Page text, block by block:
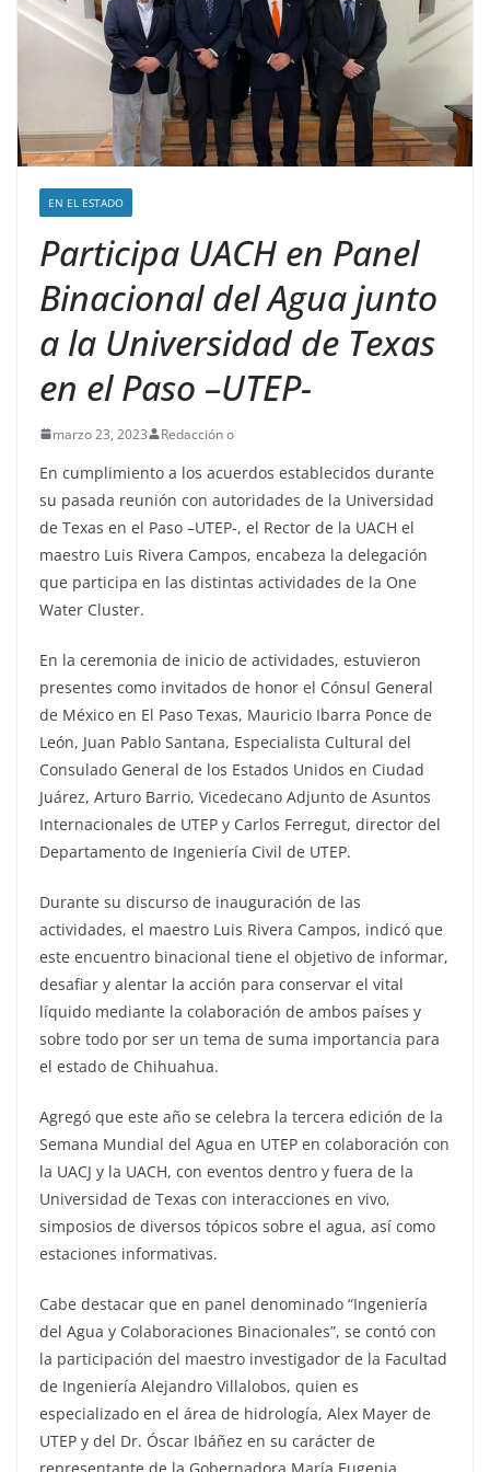
EN EL ESTADO
Participa UACH en Panel
Binacional del Agua junto
a la Universidad de Texas
en el Paso –UTEP-
marzo 23, 2023 Redacción o
En cumplimiento a los acuerdos establecidos durante
su pasada reunión con autoridades de la Universidad
de Texas en el Paso –UTEP-, el Rector de la UACH el
maestro Luis Rivera Campos, encabeza la delegación
que participa en las distintas actividades de la One
Water Cluster.
En la ceremonia de inicio de actividades, estuvieron
presentes como invitados de honor el Cónsul General
de México en El Paso Texas, Mauricio Ibarra Ponce de
León, Juan Pablo Santana, Especialista Cultural del
Consulado General de los Estados Unidos en Ciudad
Juárez, Arturo Barrio, Vicedecano Adjunto de Asuntos
Internacionales de UTEP y Carlos Ferregut, director del
Departamento de Ingeniería Civil de UTEP.
Durante su discurso de inauguración de las
actividades, el maestro Luis Rivera Campos, indicó que
este encuentro binacional tiene el objetivo de informar,
desafiar y alentar la acción para conservar el vital
líquido mediante la colaboración de ambos países y
sobre todo por ser un tema de suma importancia para
el estado de Chihuahua.
Agregó que este año se celebra la tercera edición de la
Semana Mundial del Agua en UTEP en colaboración con
la UACJ y la UACH, con eventos dentro y fuera de la
Universidad de Texas con interacciones en vivo,
simposios de diversos tópicos sobre el agua, así como
estaciones informativas.
Cabe destacar que en panel denominado “Ingeniería
del Agua y Colaboraciones Binacionales”, se contó con
la participación del maestro investigador de la Facultad
de Ingeniería Alejandro Villalobos, quien es
especializado en el área de hidrología, Alex Mayer de
UTEP y del Dr. Óscar Ibáñez en su carácter de
representante de la Gobernadora María Eugenia